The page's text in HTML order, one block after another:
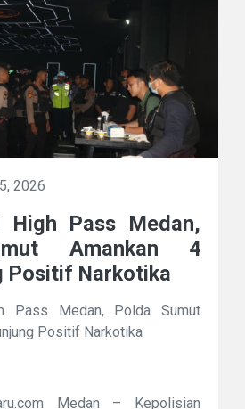
2026
High Pass Medan,
Amankan 4
Positif Narkotika
Pass Medan, Polda Sumut
Positif Narkotika
Medan – Kepolisian